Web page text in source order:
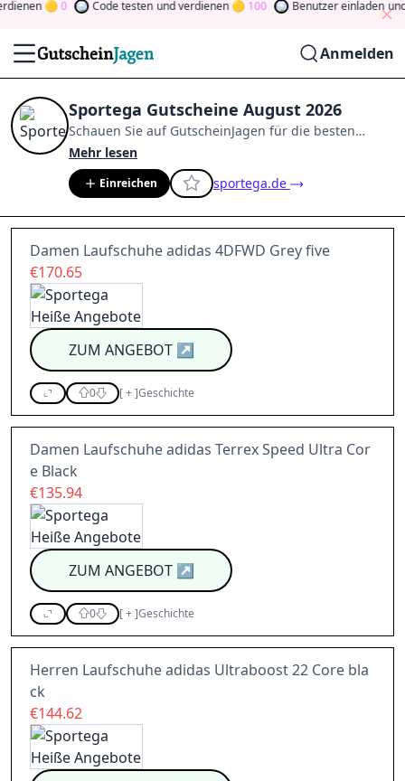
0 Code testen und verdienen 100 Benutzer einladen und
Anmelden
Sportega Gutscheine August 2026
Schauen Sie auf GutscheinJagen für die besten
Sportega-Angebote im
Mitglied der Community
indem Sie durch Abstimmen, Testen, Teilen und
mehr beitragen.
Drehen Sie den Glücksklee
gewinnen Sie Geld
Mehr lesen
Einreichen sportega.de
Damen Laufschuhe adidas 4DFWD Grey five
€170.65
ZUM ANGEBOT↗
0 [+]Geschichte
Damen Laufschuhe adidas Terrex Speed Ultra Cor
e Black
€135.94
ZUM ANGEBOT↗
0 [+]Geschichte
Herren Laufschuhe adidas Ultraboost 22 Core bla
ck
€144.62